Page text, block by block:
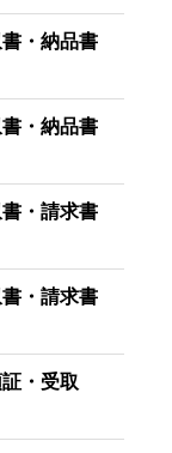
・納品書
・納品書
・請求書
・請求書
・受取